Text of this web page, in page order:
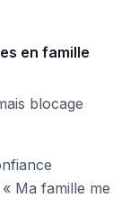
en famille
blocage
Ma famille me